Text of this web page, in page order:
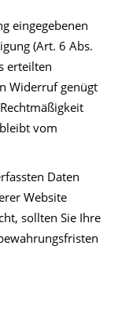
eingegebenen
(Art. 6 Abs.
erteilten
Widerruf genügt
vom
Daten
Website
sollten Sie Ihre